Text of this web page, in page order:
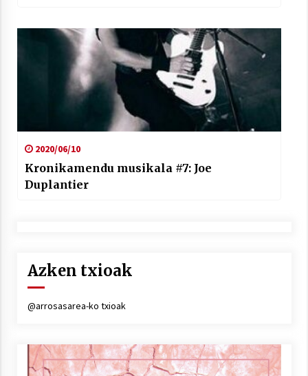
2020/06/10
Kronikamendu musikala #7: Joe
Duplantier
Azken txioak
@arrosasarea-ko txioak